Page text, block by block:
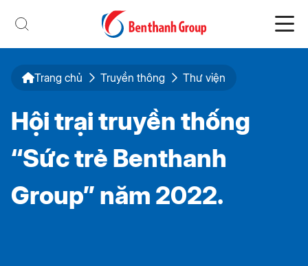
Trang chủ Truyền thông Thư viện
Hội trại truyền thống
“Sức trẻ Benthanh
Group” năm 2022.